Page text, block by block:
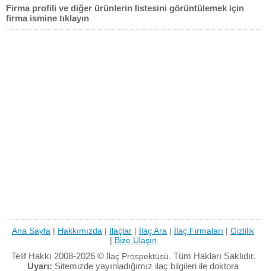
Firma profili ve diğer ürünlerin listesini görüntülemek için
firma ismine tıklayın
Ana Sayfa | Hakkımızda | İlaçlar | İlaç Ara | İlaç Firmaları | Gizlilik
| Bize Ulaşın
Telif Hakkı 2008-2026 © İlaç Prospektüsü. Tüm Hakları Saklıdır.
Uyarı: Sitemizde yayınladığımız ilaç bilgileri ile doktora